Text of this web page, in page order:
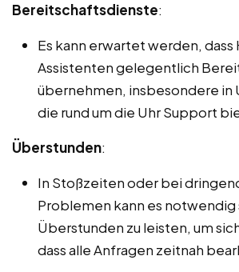
Bereitschaftsdienste:
Es kann erwartet werden,
Assistenten gelegentlich
übernehmen, insbesondere in
die rund um die Uhr Support
Überstunden:
In Stoßzeiten oder bei
Problemen kann es notwendig
Überstunden zu leisten, um
dass alle Anfragen zeitnah